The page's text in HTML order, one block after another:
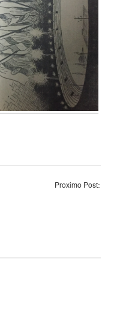
Proximo Post: